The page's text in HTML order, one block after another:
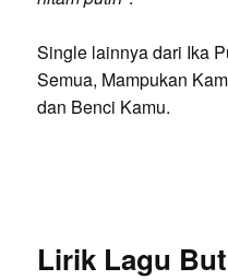
Single lainnya dari Ika
Semua, Mampukan
dan Benci Kamu.
Lirik Lagu